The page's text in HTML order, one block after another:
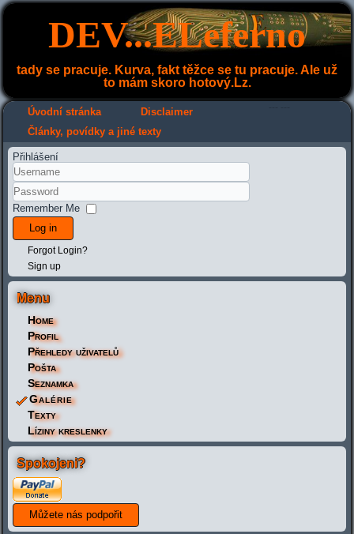
DEV...ELeferno
tady se pracuje. Kurva, fakt těžce se tu pracuje. Ale už
to mám skoro hotový.Lz.
Úvodní stránka Disclaimer
Články, povídky a jiné texty
Přihlášení
Remember Me
Log in
Forgot Login?
Sign up
Menu
Home
Profil
Přehledy uživatelů
Pošta
Seznamka
Galérie
Texty
Líziny kreslenky
Spokojeni?